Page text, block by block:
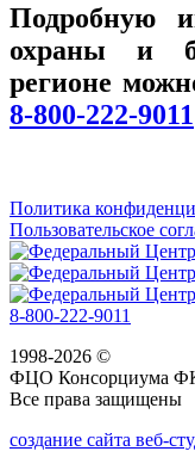
Подробную
охраны и
регионе
8-800-222-9011
Политика
Пользовательское
8-800-222-9011
1998-2026 ©
ФЦО Консорциума
Все права защищены
создание сайта веб-